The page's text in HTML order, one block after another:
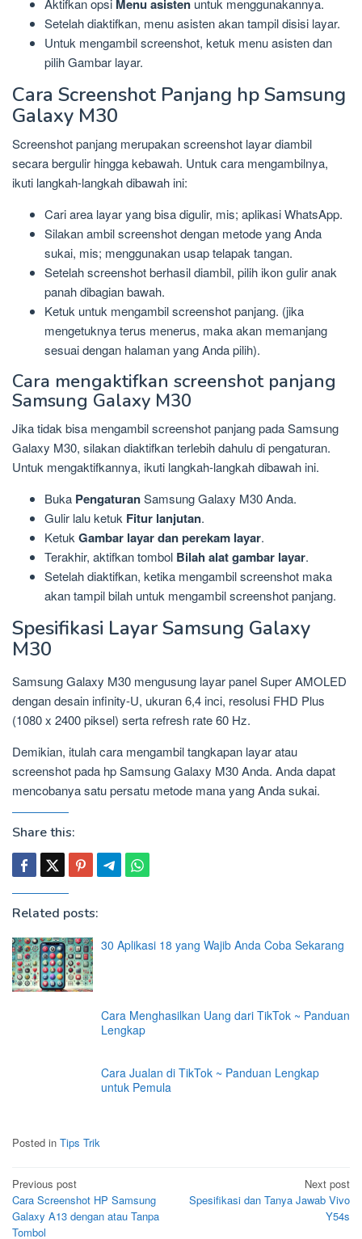
Menu asisten
Setelah diaktifkan, menu asisten akan tampil disisi layar.
Untuk mengambil screenshot, ketuk menu asisten dan
pilih Gambar layar.
Cara Screenshot Panjang hp Samsung
Galaxy M30
Screenshot panjang merupakan screenshot layar diambil
secara bergulir hingga kebawah. Untuk cara mengambilnya,
ikuti langkah-langkah dibawah ini:
Cari area layar yang bisa digulir, mis; aplikasi WhatsApp.
Silakan ambil screenshot dengan metode yang Anda
sukai, mis; menggunakan usap telapak tangan.
Setelah screenshot berhasil diambil, pilih ikon gulir anak
panah dibagian bawah.
Ketuk untuk mengambil screenshot panjang. (jika
mengetuknya terus menerus, maka akan memanjang
sesuai dengan halaman yang Anda pilih).
Cara mengaktifkan screenshot panjang
Samsung Galaxy M30
Jika tidak bisa mengambil screenshot panjang pada Samsung
Galaxy M30, silakan diaktifkan terlebih dahulu di pengaturan.
Untuk mengaktifkannya, ikuti langkah-langkah dibawah ini.
Buka PengaturanSamsung Galaxy M30 Anda.
Gulir lalu ketuk Fitur lanjutan.
Ketuk Gambar layar dan perekam layar.
Terakhir, aktifkan tombol Bilah alat gambar layar.
Setelah diaktifkan, ketika mengambil screenshot maka
akan tampil bilah untuk mengambil screenshot panjang.
Spesifikasi Layar Samsung Galaxy
M30
Samsung Galaxy M30 mengusung layar panel Super AMOLED
dengan desain infinity-U, ukuran 6,4 inci, resolusi FHD Plus
(1080 x 2400 piksel) serta refresh rate 60 Hz.
Demikian, itulah cara mengambil tangkapan layar atau
screenshot pada hp Samsung Galaxy M30 Anda. Anda dapat
mencobanya satu persatu metode mana yang Anda sukai.
Share this:
Related posts:
30 Aplikasi 18 yang Wajib Anda Coba Sekarang
Cara Menghasilkan Uang dari TikTok ~ Panduan
Lengkap
Cara Jualan di TikTok ~ Panduan Lengkap
untuk Pemula
Posted in Tips Trik
Post
navigation
Previous post
Cara Screenshot HP Samsung
Galaxy A13 dengan atau Tanpa
Tombol
Next post
Spesifikasi dan Tanya Jawab Vivo
Y54s